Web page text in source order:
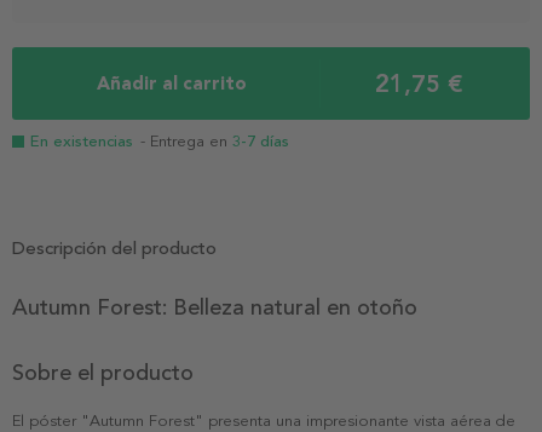
Añadir al carrito 21,75 €
En existencias - Entrega en 3-7 días
Descripción del producto
Autumn Forest: Belleza natural en otoño
Sobre el producto
El póster "Autumn Forest" presenta una impresionante vista aérea de